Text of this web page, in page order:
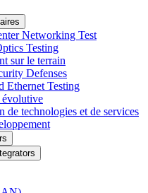
Networking Test
Testing
sur le terrain
Defenses
Ethernet Testing
de technologies et de services